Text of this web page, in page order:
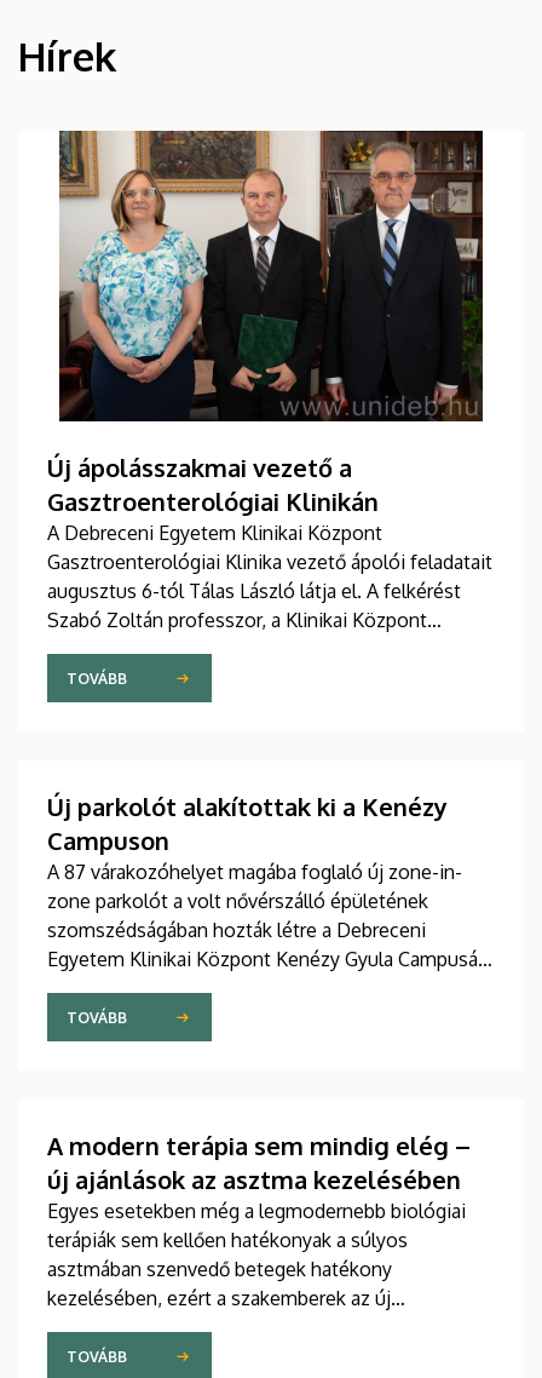
HÍREK
Hírek
Új ápolásszakmai vezető a
Gasztroenterológiai Klinikán
A Debreceni Egyetem Klinikai Központ
Gasztroenterológiai Klinika vezető ápolói feladatait
augusztus 6-tól Tálas László látja el. A felkérést
Szabó Zoltán professzor, a Klinikai Központ
elnöke, valamint Szőllősi Anna ápolási és
szakdolgozói igazgató adta át pénteken
ünnepélyes keretek között az Elnöki Hivatalban.
TOVÁBB
Új parkolót alakítottak ki a Kenézy
Campuson
A 87 várakozóhelyet magába foglaló új zone-in-
zone parkolót a volt nővérszálló épületének
szomszédságában hozták létre a Debreceni
Egyetem Klinikai Központ Kenézy Gyula Campusán.
Az új területet várhatóan augusztusban nyitják meg
a járművek előtt.
TOVÁBB
A modern terápia sem mindig elég –
új ajánlások az asztma kezelésében
Egyes esetekben még a legmodernebb biológiai
terápiák sem kellően hatékonyak a súlyos
asztmában szenvedő betegek hatékony
kezelésében, ezért a szakemberek az új
gyógyszerek kifejlesztésére irányuló kutatások
felgyorsítását sürgetik. A témában a közelmúltban
TOVÁBB